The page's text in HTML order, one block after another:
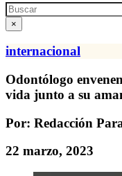
Search
×
internacional
Odontólogo
vida junto a su
Por: Redacción
22 marzo, 2023